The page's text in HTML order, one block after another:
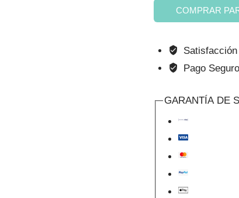
Curso
online
hermanos
cantidad
COMPRAR
Pago Seguro
GARANTÍA DE